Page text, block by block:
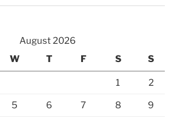
August 2026
W T F S S
1 2
5 6 7 8 9